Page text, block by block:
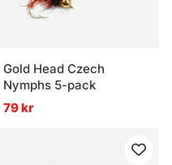
Gold Head Czech
Nymphs 5-pack
79 kr